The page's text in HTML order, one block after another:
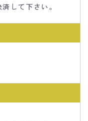
して下さい。